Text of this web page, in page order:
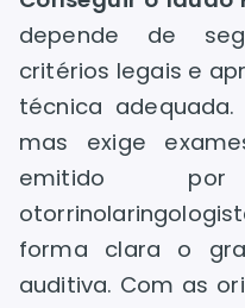
depende de
critérios legais e
técnica
mas exige
emitido
forma clara o
auditiva. Com as